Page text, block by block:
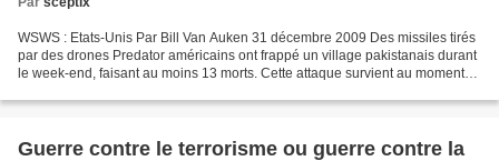
WSWS : Etats-Unis Par Bill Van Auken 31 décembre 2009 Des missiles tirés
par des drones Predator américains ont frappé un village pakistanais durant
le week-end, faisant au moins 13 morts. Cette attaque survient au moment
Guerre contre le terrorisme ou guerre contre la